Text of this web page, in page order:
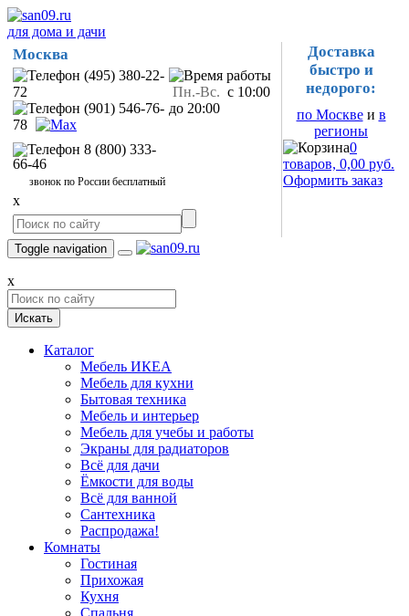
для дома и дачи
Москва
(495) 380-22-
72
(901) 546-76-
78
8 (800) 333-
66-46
звонок по России бесплатный
Пн.-Вс. с 10:00
до 20:00
x
Доставка
быстро и
недорого:
по Москвеи в
регионы
0
товаров, 0,00 руб.
Оформить заказ
Toggle navigation
x
Искать
Каталог
Мебель ИКЕА
Мебель для кухни
Бытовая техника
Мебель и интерьер
Мебель для учебы и работы
Экраны для радиаторов
Всё для дачи
Ёмкости для воды
Всё для ванной
Сантехника
Распродажа!
Комнаты
Гостиная
Прихожая
Кухня
Спальня